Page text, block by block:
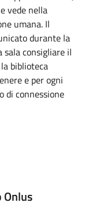
vede nella
umana. Il
durante la
consigliare il
biblioteca
e per ogni
di connessione
Onlus